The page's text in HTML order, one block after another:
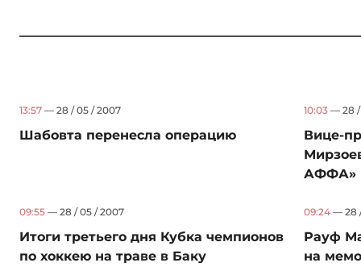
13:57 — 28 / 05 / 2007
Шабовта перенесла операцию
10:03 — 28 /
Вице-
АФФА»
09:55 — 28 / 05 / 2007
Итоги третьего дня Кубка чемпионов
по хоккею на траве в Баку
09:24 — 28
Рауф
на